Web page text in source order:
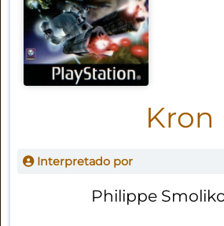
Kron
Interpretado por
Philippe